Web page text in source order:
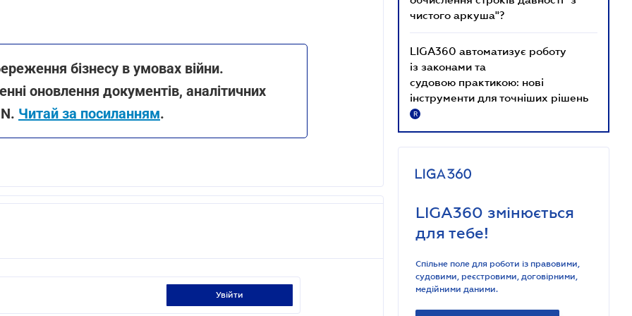
бізнесу в умовах війни.
оновлення документів, аналітичних
Читай за посиланням.
увійти
чистого аркуша"?
LIGA360 автоматизує роботу
із законами та
судовою практикою: нові
інструменти для точніших рішень
R
LIGA360 змінюється
для тебе!
Спільне поле для роботи із правовими,
судовими, реєстровими, договірними,
медійними даними.